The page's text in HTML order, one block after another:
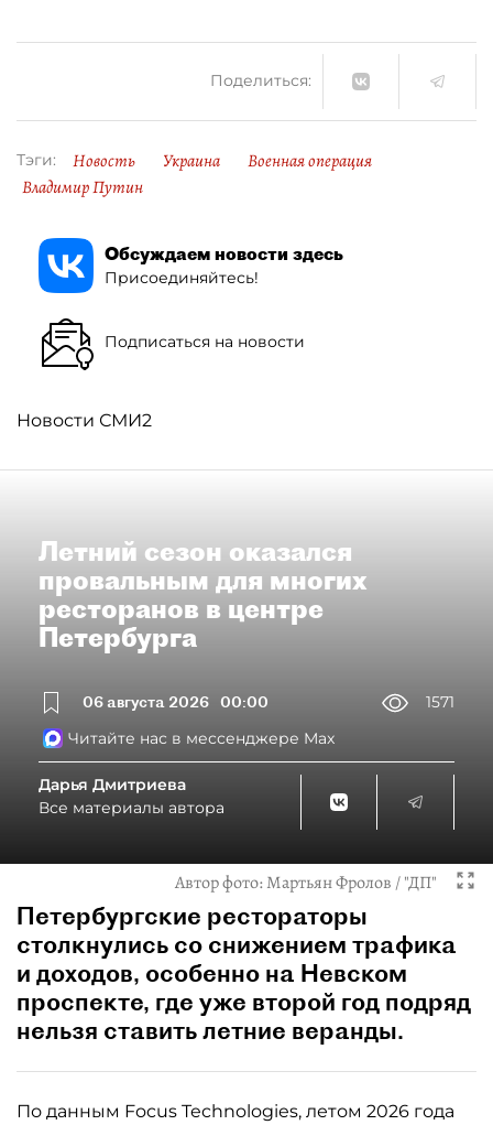
Поделиться:
Тэги: Новость Украина
Военная операция
Владимир Путин
Обсуждаем новости здесь
Присоединяйтесь!
Подписаться на новости
Новости СМИ2
Летний сезон оказался
провальным для многих
ресторанов в центре
Петербурга
06 августа 2026 00:00
1571
Читайте нас в мессенджере Max
Дарья Дмитриева
Все материалы автора
Автор фото:Мартьян Фролов / "ДП"
Петербургские рестораторы
столкнулись со снижением трафика
и доходов, особенно на Невском
проспекте, где уже второй год подряд
нельзя ставить летние веранды.
По данным Focus Technologies, летом 2026 года